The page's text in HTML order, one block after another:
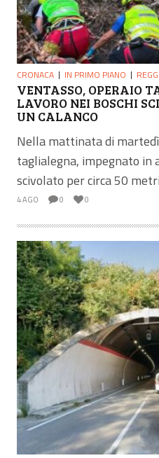
CRONACA IN PRIMO PIANO
VENTASSO, OPERAIO
LAVORO NEI BOSCHI
UN CALANCO
Nella mattinata di
taglialegna, impegnato in
scivolato per circa 50
4 AGO 0 0